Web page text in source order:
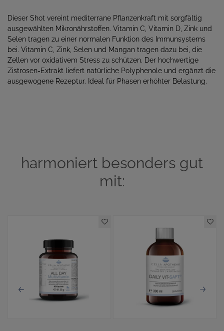
Dieser Shot vereint mediterrane Pflanzenkraft mit sorgfältig
ausgewählten Mikronährstoffen. Vitamin C, Vitamin D, Zink und
Selen tragen zu einer normalen Funktion des Immunsystems
bei. Vitamin C, Zink, Selen und Mangan tragen dazu bei, die
Zellen vor oxidativem Stress zu schützen. Der hochwertige
Zistrosen-Extrakt liefert natürliche Polyphenole und ergänzt die
ausgewogene Rezeptur. Ideal für Phasen erhöhter Belastung.
harmoniert besonders gut
mit: